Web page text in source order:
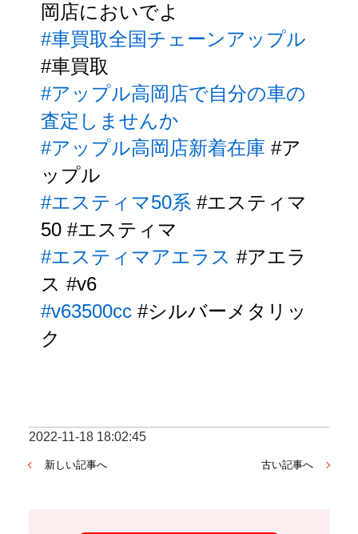
岡店においでよ
#車買取全国チェーンアップル
#車買取
#アップル高岡店で自分の車の
査定しませんか
#アップル高岡店新着在庫 #ア
ップル
#エスティマ50系 #エスティマ
50 #エスティマ
#エスティマアエラス #アエラ
ス #v6
#v63500cc #シルバーメタリッ
ク
2022-11-18 18:02:45
新しい記事へ 古い記事へ